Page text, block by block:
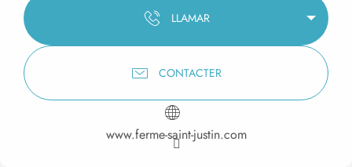
LLAMAR
CONTACTER
www.ferme-saint-justin.com